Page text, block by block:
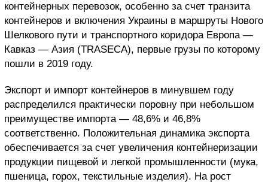
контейнерных перевозок, особенно за счет транзита
контейнеров и включения Украины в маршруты Нового
Шелкового пути и транспортного коридора Европа —
Кавказ — Азия (TRASECA), первые грузы по которому
пошли в 2019 году.
Экспорт и импорт контейнеров в минувшем году
распределился практически поровну при небольшом
преимуществе импорта — 48,6% и 46,8%
соответственно. Положительная динамика экспорта
обеспечивается за счет увеличения контейнеризации
продукции пищевой и легкой промышленности (мука,
пшеница, горох, текстильные изделия). На рост